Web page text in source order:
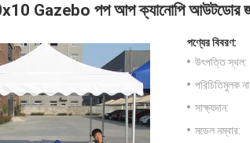
Gazebo পপ আপ ক্যানোপি আউটডোর
পণ্যের বিবরণ:
উৎপত্তি স্থল:
পরিচিতিমুলক
সাক্ষ্যদান:
মডেল নম্বার: